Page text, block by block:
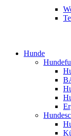
Hunde